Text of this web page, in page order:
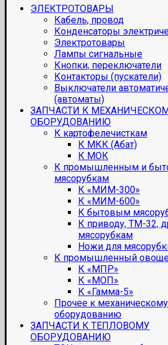
ЭЛЕКТРОТОВАРЫ
Кабель, провод
Конденсаторы
Электротовары
Лампы сигнальные
Кнопки, переключатели
Контакторы (пускатели)
Выключатели
(автоматы)
ЗАПЧАСТИ К
ОБОРУДОВАНИЮ
К картофелечисткам
К МКК (Абат)
К МОК
К промышленным и
мясорубкам
К «МИМ-300»
К «МИМ-600»
К бытовым
К приводу, ТМ-32,
мясорубкам
Ножи для
К промышленный
К «МПР»
К «МОП»
К «Гамма-5»
Прочее к механическому
оборудованию
ЗАПЧАСТИ К ТЕПЛОВОМУ
ОБОРУДОВАНИЮ